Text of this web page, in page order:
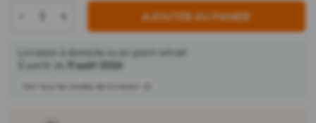
+ AJOUTER AU PANIER
Livraison à domicile ou en point retrait
À partir du
11 août 2026
Voir tous les modes de livraison